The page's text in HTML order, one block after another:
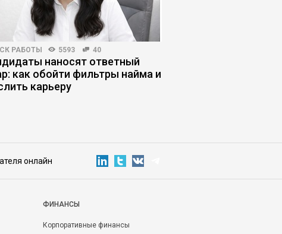
РАБОТЫ 5593 40
наносят ответный
как обойти фильтры найма и
карьеру
онлайн
ФИНАНСЫ
Корпоративные финансы